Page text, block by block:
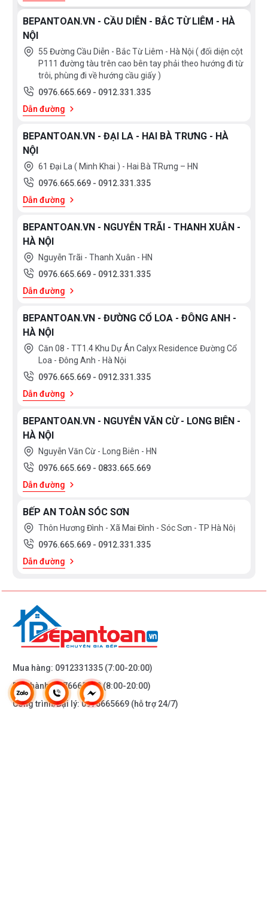
BEPANTOAN.VN - CẦU DIỄN - BẮC TỪ LIÊM - HÀ
NỘI
55 Đường Cầu Diễn - Bắc Từ Liêm - Hà Nội ( đối diện cột
P111 đường tàu trên cao bên tay phải theo hướng đi từ
trôi, phùng đi về hướng cầu giấy )
0976.665.669 - 0912.331.335
Dẫn đường
BEPANTOAN.VN - ĐẠI LA - HAI BÀ TRƯNG - HÀ
NỘI
61 Đại La ( Minh Khai ) - Hai Bà TRưng – HN
0976.665.669 - 0912.331.335
Dẫn đường
BEPANTOAN.VN - NGUYỄN TRÃI - THANH XUÂN -
HÀ NỘI
Nguyễn Trãi - Thanh Xuân - HN
0976.665.669 - 0912.331.335
Dẫn đường
BEPANTOAN.VN - ĐƯỜNG CỔ LOA - ĐÔNG ANH -
HÀ NỘI
Căn 08 - TT1.4 Khu Dự Án Calyx Residence Đường Cổ
Loa - Đông Anh - Hà Nội
0976.665.669 - 0912.331.335
Dẫn đường
BEPANTOAN.VN - NGUYỄN VĂN CỪ - LONG BIÊN -
HÀ NỘI
Nguyễn Văn Cừ - Long Biên - HN
0976.665.669 - 0833.665.669
Dẫn đường
BẾP AN TOÀN SÓC SƠN
Thôn Hương Đình - Xã Mai Đình - Sóc Sơn - TP Hà Nôị
0976.665.669 - 0912.331.335
Dẫn đường
Mua hàng: 0912331335 (7:00-20:00)
Bảo hành:0976665669(8:00-20:00)
Công trình/Đại lý:0976665669 (hỗ trợ 24/7)